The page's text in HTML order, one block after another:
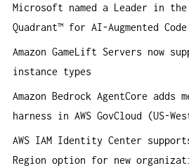
a
c
h
:
Microsoft named a Leader in the
Quadrant™ for AI-Augmented
Amazon GameLift Servers now
instance types
Amazon Bedrock AgentCore adds
harness in AWS GovCloud (US-
AWS IAM Identity Center
Region option for new